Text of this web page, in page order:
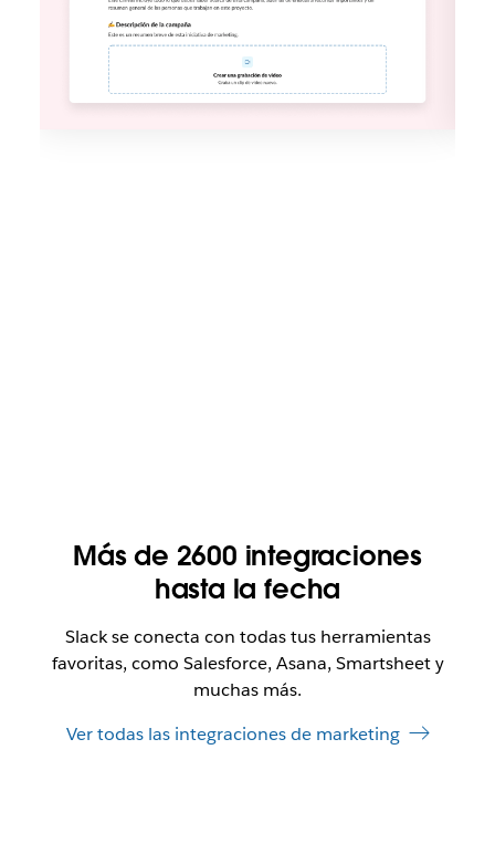
Más de 2600 integraciones
hasta la fecha
Slack se conecta con todas tus herramientas
favoritas, como Salesforce, Asana, Smartsheet y
muchas más.
Ver todas las integraciones de marketing